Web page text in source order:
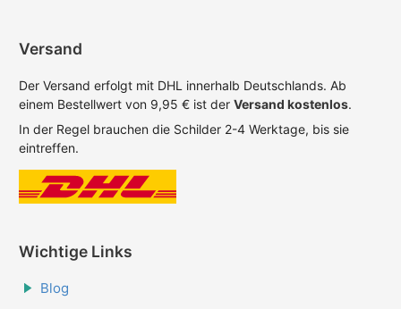
Versand
Der Versand erfolgt mit DHL innerhalb Deutschlands. Ab
einem Bestellwert von 9,95 € ist der Versand kostenlos.
In der Regel brauchen die Schilder 2-4 Werktage, bis sie
eintreffen.
Wichtige Links
Blog